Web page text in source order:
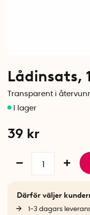
Lådinsats,
Transparent i
39 kr
Därför väljer
1-3 dagars